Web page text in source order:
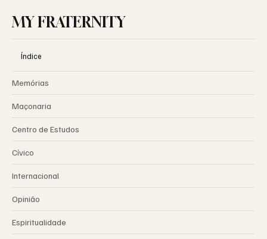
MY FRATERNITY
Índice
Memórias
Maçonaria
Centro de Estudos
Cívico
Internacional
Opinião
Espiritualidade